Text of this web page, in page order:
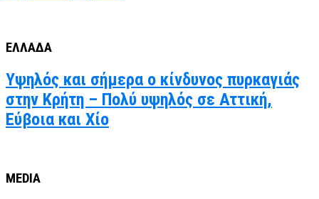
ΕΛΛΑΔΑ
Υψηλός και σήμερα ο κίνδυνος πυρκαγιάς
στην Κρήτη – Πολύ υψηλός σε Αττική,
Εύβοια και Χίο
MEDIA